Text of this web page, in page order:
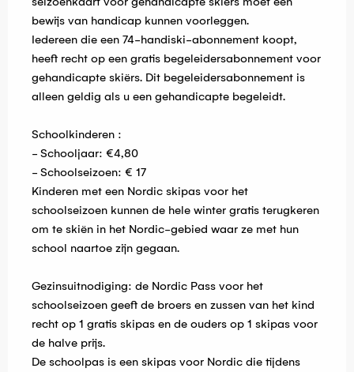
bewijs van handicap kunnen voorleggen.
Iedereen die een 74-handiski-abonnement koopt,
heeft recht op een gratis begeleidersabonnement voor
gehandicapte skiërs. Dit begeleidersabonnement is
alleen geldig als u een gehandicapte begeleidt.
Schoolkinderen :
- Schooljaar: €4,80
- Schoolseizoen: € 17
Kinderen met een Nordic skipas voor het
schoolseizoen kunnen de hele winter gratis terugkeren
om te skiën in het Nordic-gebied waar ze met hun
school naartoe zijn gegaan.
Gezinsuitnodiging: de Nordic Pass voor het
schoolseizoen geeft de broers en zussen van het kind
recht op 1 gratis skipas en de ouders op 1 skipas voor
de halve prijs.
De schoolpas is een skipas voor Nordic die tijdens